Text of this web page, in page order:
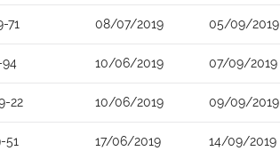
71 08/07/2019 05/09/2019
94 10/06/2019 07/09/2019
22 10/06/2019 09/09/2019
51 17/06/2019 14/09/2019